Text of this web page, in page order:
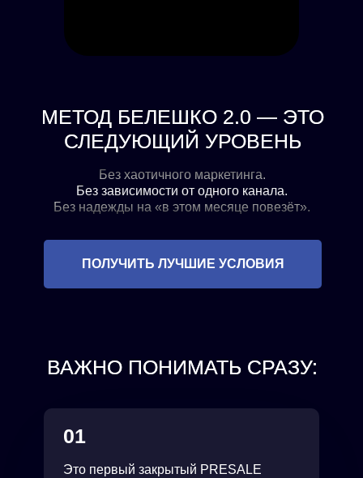
МЕТОД БЕЛЕШКО 2.0 — ЭТО
СЛЕДУЮЩИЙ УРОВЕНЬ
ПОЛУЧИТЬ ЛУЧШИЕ УСЛОВИЯ
Без хаотичного маркетинга.
Без зависимости от одного канала.
Без надежды на «в этом месяце повезёт».
ВАЖНО ПОНИМАТЬ СРАЗУ:
01
Это первый закрытый PRESALE